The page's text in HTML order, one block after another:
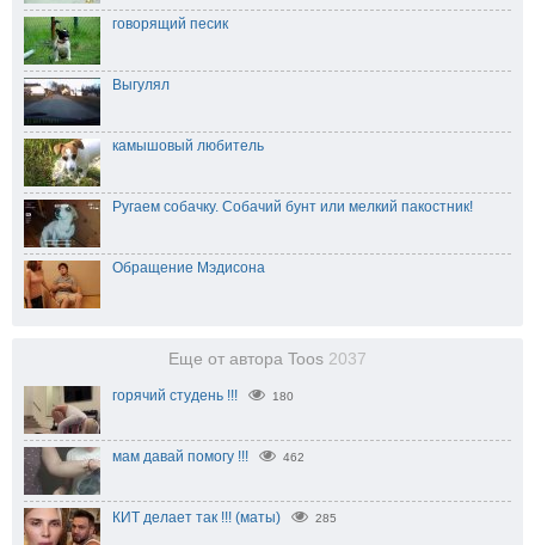
говорящий песик
Выгулял
камышовый любитель
Ругаем собачку. Собачий бунт или мелкий пакостник!
Обращение Мэдисона
Еще от автора Toos 2037
горячий студень !!! 180
мам давай помогу !!! 462
КИТ делает так !!! (маты) 285